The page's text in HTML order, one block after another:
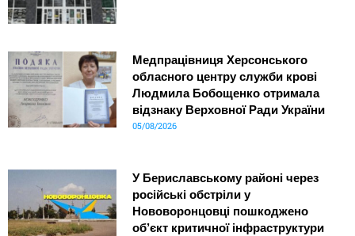
Медпрацівниця Херсонського
обласного центру служби крові
Людмила Бобощенко отримала
відзнаку Верховної Ради України
05/08/2026
У Бериславському районі через
російські обстріли у
Нововоронцовці пошкоджено
об’єкт критичної інфраструктури